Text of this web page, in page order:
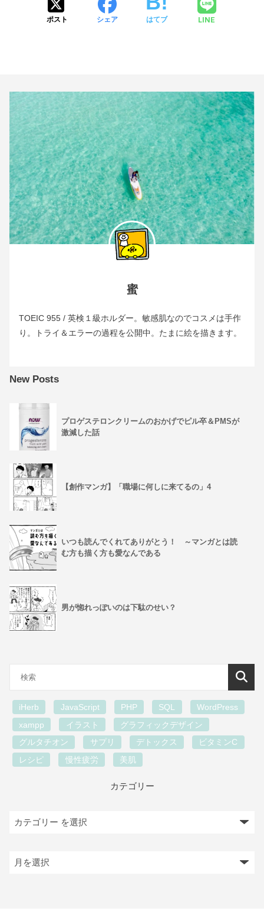
ポスト シェア はてブ LINE
蜜
TOEIC 955 / 英検１級ホルダー。敏感肌なのでコスメは手作
り。トライ＆エラーの過程を公開中。たまに絵を描きます。
New Posts
プロゲステロンクリームのおかげでピル卒＆PMSが
激減した話
【創作マンガ】「職場に何しに来てるの」4
いつも読んでくれてありがとう！ ～マンガとは読
む方も描く方も愛なんである
男が惚れっぽいのは下駄のせい？
iHerb JavaScript PHP SQL
WordPress
xampp
イラスト
グラフィックデザイン
グルタチオン
サプリ デトックス
ビタミンC
レシピ
慢性疲労 美肌
カテゴリー
ア